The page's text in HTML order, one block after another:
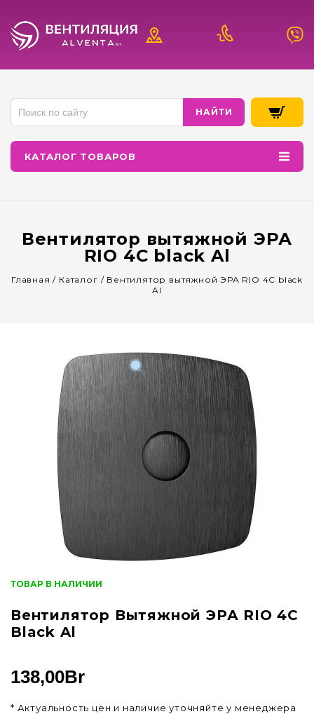
КАТАЛОГ ТОВАРОВ
Вентилятор вытяжной ЭРА
RIO 4C black Al
Главная / Каталог / Вентилятор вытяжной ЭРА RIO 4C black
Al
ТОВАР В НАЛИЧИИ
Вентилятор Вытяжной ЭРА RIO 4C
Black Al
138,00Br
* Актуальность цен и наличие уточняйте у менеджера